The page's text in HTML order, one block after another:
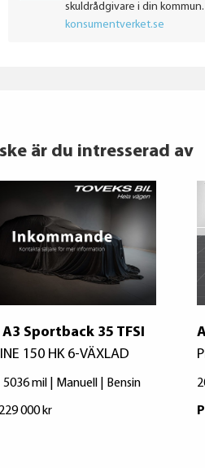
skuldrådgivare i din
konsumentverket.se
är du intresserad av
Sportback 35 TFSI
150 HK 6-VÄXLAD
5036 mil | Manuell | Bensin
000 kr